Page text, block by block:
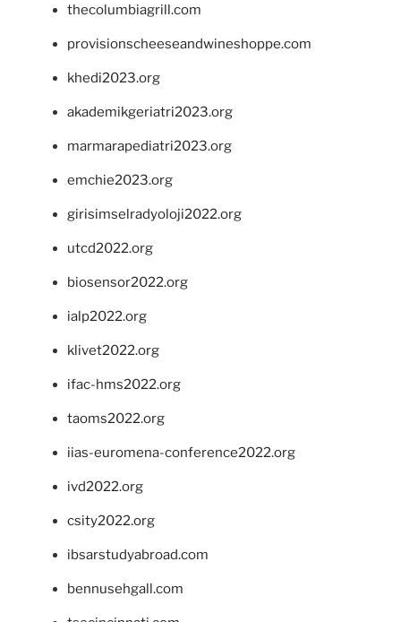
thecolumbiagrill.com
provisionscheeseandwineshoppe.com
khedi2023.org
akademikgeriatri2023.org
marmarapediatri2023.org
emchie2023.org
girisimselradyoloji2022.org
utcd2022.org
biosensor2022.org
ialp2022.org
klivet2022.org
ifac-hms2022.org
taoms2022.org
iias-euromena-conference2022.org
ivd2022.org
csity2022.org
ibsarstudyabroad.com
bennusehgall.com